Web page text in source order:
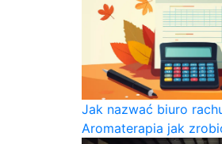
Jak nazwać biuro
Aromaterapia jak